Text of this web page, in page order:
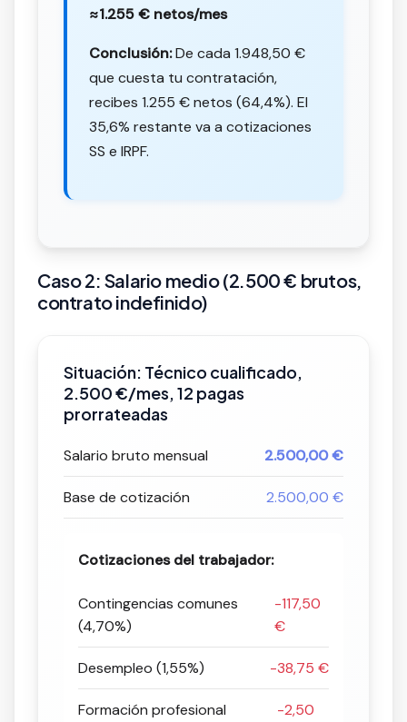
≈1.255 € netos/mes
Conclusión:De cada 1.948,50 €
que cuesta tu contratación,
recibes 1.255 € netos (64,4%). El
35,6% restante va a cotizaciones
SS e IRPF.
Caso 2: Salario medio (2.500 € brutos,
contrato indefinido)
Situación: Técnico cualificado,
2.500 €/mes, 12 pagas
prorrateadas
Salario bruto mensual 2.500,00 €
Base de cotización 2.500,00 €
Cotizaciones del trabajador:
Contingencias comunes
(4,70%)
-117,50
€
Desempleo (1,55%) -38,75 €
Formación profesional
-2,50